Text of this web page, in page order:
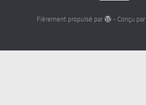
Fièrement propulsé par - Conçu par